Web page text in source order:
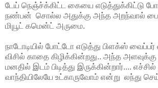
டேய் நெஞ்ச்க்கிட்ட கையை எடுத்துக்கிட்டு
நண்பன் சொல்ல அதுக்கு அந்த அறந்வால்
மியூட் கமென்ட் அருமை.
நாடோடியில் போட்டோ எடுத்து பிளக்ஸ் வைப்பர்
விசில் காதை கிழிக்கின்றது.. அந்த அளவுக்கு
மனதில் இடம் பிடித்து இருக்கின்றார்.... எச்சில்
வாந்தியிலேயே உட்காருவோம் என்று லந்து